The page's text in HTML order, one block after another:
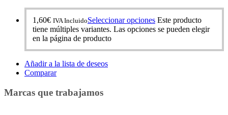
1,60€ IVA IncluidoSeleccionar opciones Este producto
tiene múltiples variantes. Las opciones se pueden elegir
en la página de producto
Añadir a la lista de deseos
Comparar
Marcas que trabajamos